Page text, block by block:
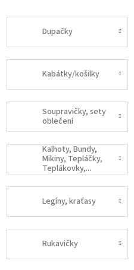
Dupačky
Kabátky/košilky
Soupravičky, sety
oblečení
Kalhoty, Bundy,
Mikiny, Tepláčky,
Teplákovky,...
Legíny, kraťasy
Rukavičky